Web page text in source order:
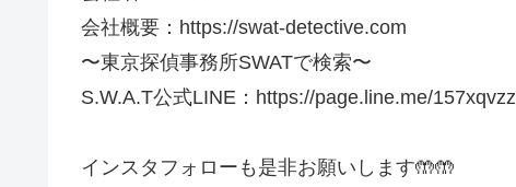
会社概要：https://swat-detective.com
〜東京探偵事務所SWATで検索〜
S.W.A.T公式LINE：https://page.line.me/157xqvzz
インスタフォローも是非お願いします🤲🤲